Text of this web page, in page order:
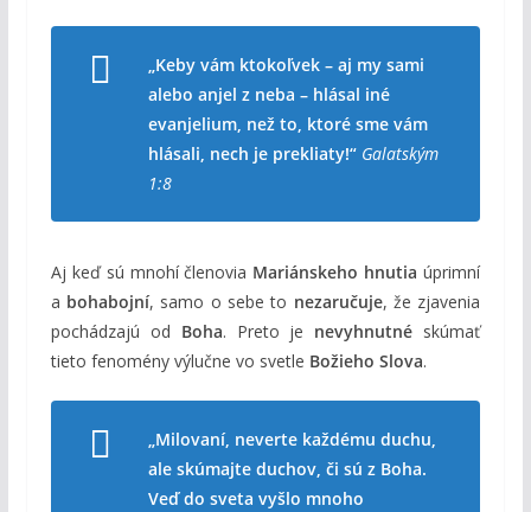
„Keby vám ktokoľvek – aj my sami
alebo anjel z neba – hlásal iné
evanjelium, než to, ktoré sme vám
hlásali, nech je prekliaty!“ Galatským
1:8
Aj keď sú mnohí členovia Mariánskeho hnutia úprimní
a bohabojní, samo o sebe to nezaručuje, že zjavenia
pochádzajú od Boha. Preto je nevyhnutné skúmať
tieto fenomény výlučne vo svetle Božieho Slova.
„Milovaní, neverte každému duchu,
ale skúmajte duchov, či sú z Boha.
Veď do sveta vyšlo mnoho